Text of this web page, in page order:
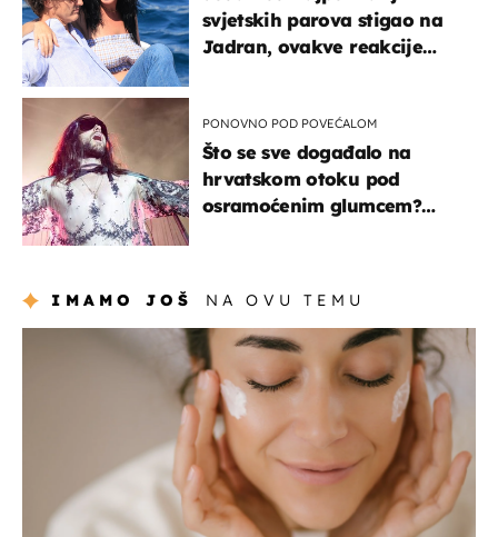
svjetskih parova stigao na
Jadran, ovakve reakcije
PONOVNO POD POVEĆALOM
Što se sve događalo na
hrvatskom otoku pod
osramoćenim glumcem?
IMAMO JOŠ NA OVU TEMU
moda & ljepota